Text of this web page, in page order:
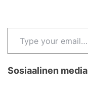
Type your email…
Sosiaalinen media